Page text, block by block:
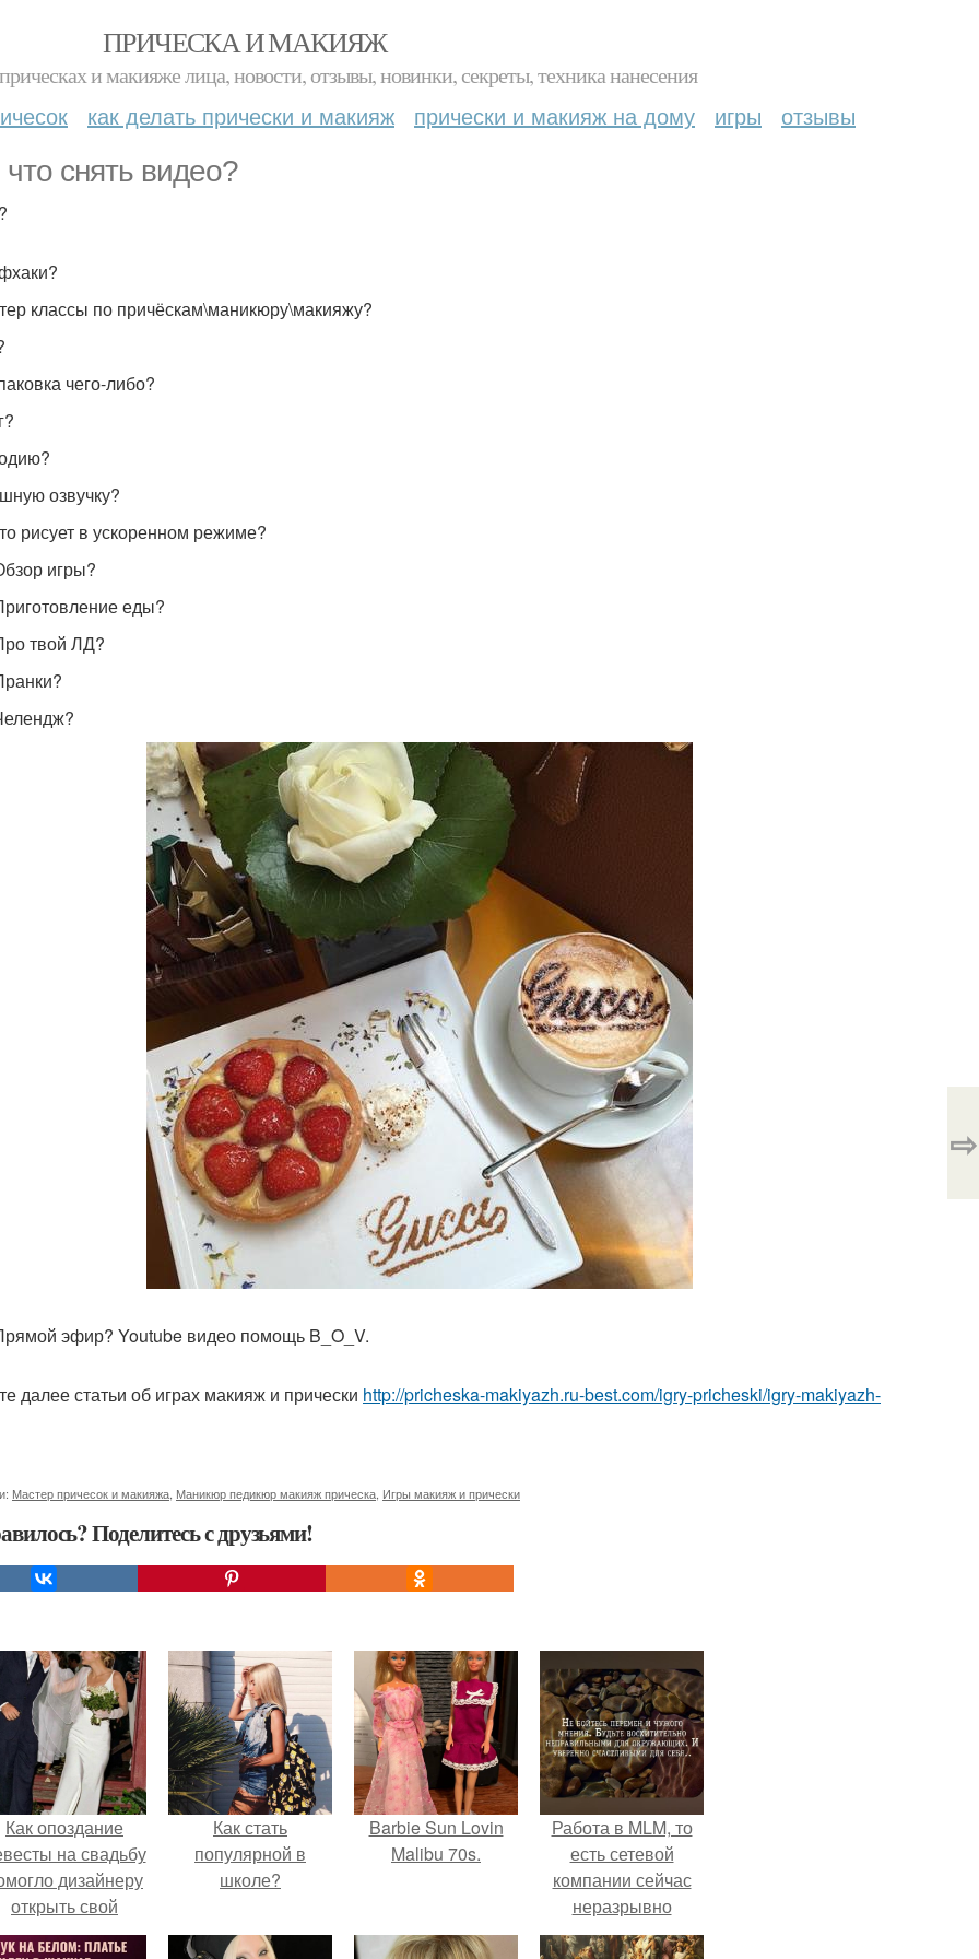
ПРИЧЕСКА И МАКИЯЖ
и макияже лица, новости, отзывы, новинки, секреты, техника нанесения
как делать прически и макияж прически и макияж на дому игры отзывы
снять видео?
классы по причёскам\маникюру\макияжу?
чего-либо?
озвучку?
рисует в ускоренном режиме?
игры?
еды?
твой ЛД?
эфир? Youtube видео помощь B_O_V.
далее статьи об играх макияж и прически http://pricheska-makiyazh.ru-best.com/igry-pricheski/igry-makiyazh-
Мастер причесок и макияжа Маникюр педикюр макияж прическа Игры макияж и прически
Поделитесь с друзьями!
⇨
Как опоздание
на свадьбу
дизайнеру
открыть свой
бренд.
Как стать
популярной в
школе?
Barbie Sun Lovin
Malibu 70s.
Работа в MLM, то
есть сетевой
компании сейчас
неразрывно
связана с создание